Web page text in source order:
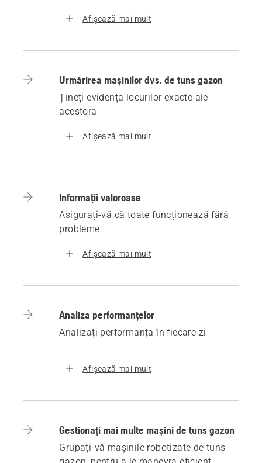
Afișează mai mult
Urmărirea mașinilor dvs. de tuns gazon
Țineți evidența locurilor exacte ale
acestora
Afișează mai mult
Informații valoroase
Asigurați-vă că toate funcționează fără
probleme
Afișează mai mult
Analiza performanțelor
Analizați performanța în fiecare zi
Afișează mai mult
Gestionați mai multe mașini de tuns gazon
Grupați-vă mașinile robotizate de tuns